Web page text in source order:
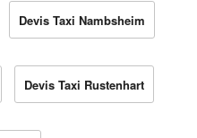
Devis Taxi Nambsheim
Devis Taxi Rustenhart